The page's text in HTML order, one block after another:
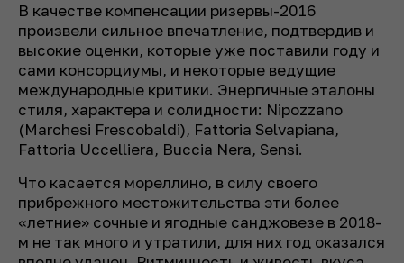
В качестве компенсации ризервы-2016
произвели сильное впечатление, подтвердив и
высокие оценки, которые уже поставили году и
сами консорциумы, и некоторые ведущие
международные критики. Энергичные эталоны
стиля, характера и солидности: Nipozzano
(Marchesi Frescobaldi), Fattoria Selvapiana,
Fattoria Uccelliera, Buccia Nera, Sensi.
Что касается мореллино, в силу своего
прибрежного местожительства эти более
«летние» сочные и ягодные санджовезе в 2018-
м не так много и утратили, для них год оказался